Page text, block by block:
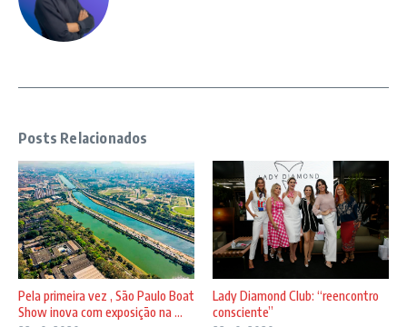
Posts Relacionados
Pela primeira vez , São Paulo Boat
Show inova com exposição na ...
Lady Diamond Club: “reencontro
consciente”